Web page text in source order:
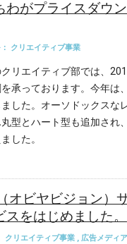
わがプライスダウ
クリエイティブ事業
リエイティブ部では、
承っております。今年は
した。オーソドックスな
型とハート型も追加され
した。
オビヤビジョン）
をはじめました。
クリエイティブ事業 , 広告メディ